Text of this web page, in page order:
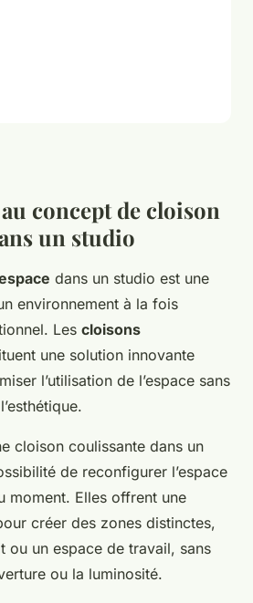
concept de cloison
un studio
dans un studio est une
environnement à la fois
Les cloisons
une solution innovante
l’utilisation de l’espace sans
cloison coulissante dans un
de reconfigurer l’espace
moment. Elles offrent une
créer des zones distinctes,
ou un espace de travail, sans
ou la luminosité.